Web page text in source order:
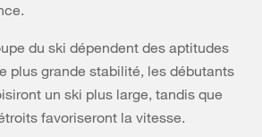
du ski dépendent des aptitudes
plus grande stabilité, les débutants
un ski plus large, tandis que
favoriseront la vitesse.